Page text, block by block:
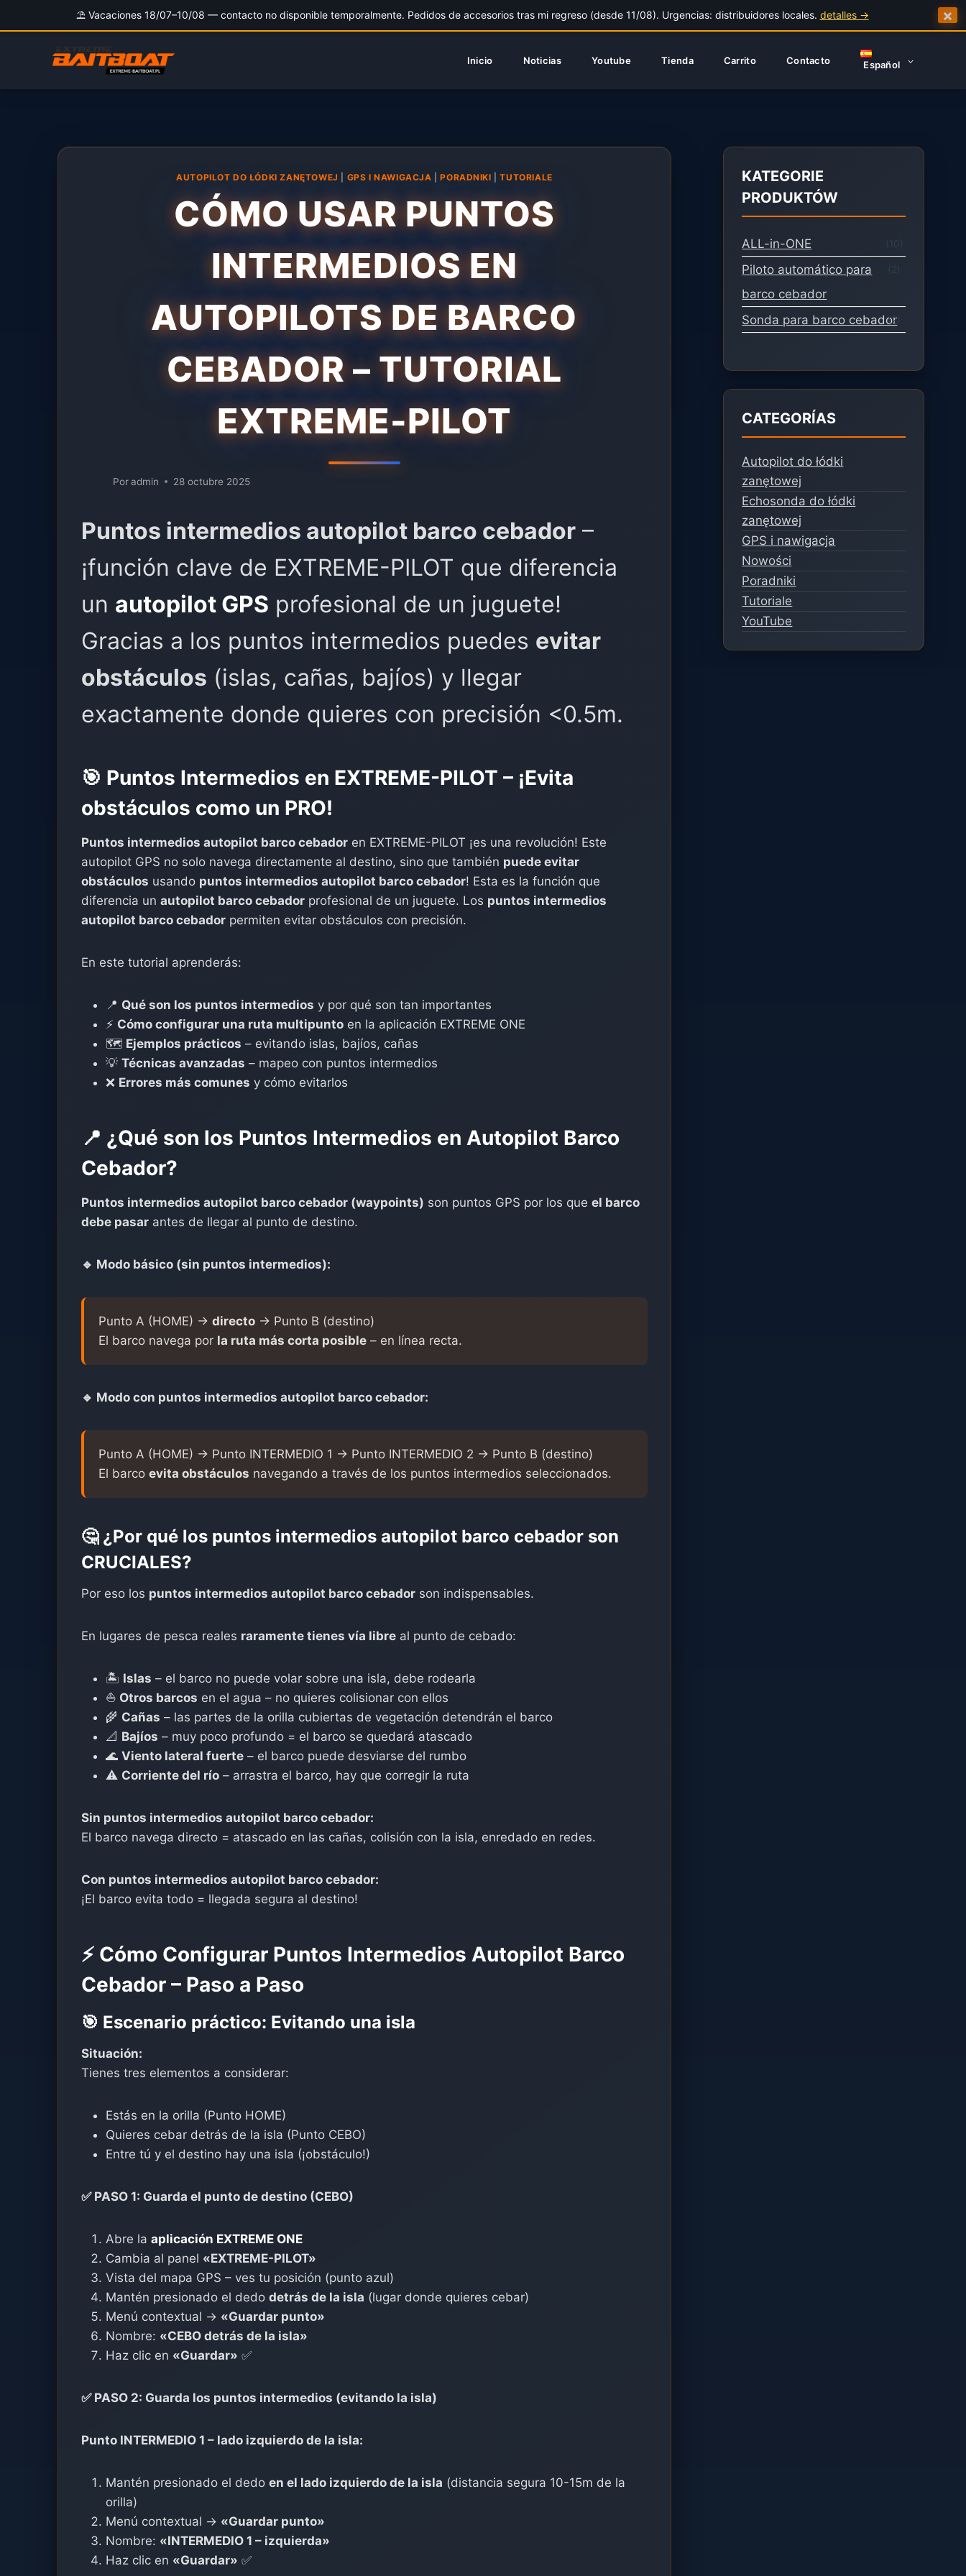
⛱️ Vacaciones 18/07–10/08 — contacto no disponible temporalmente. Pedidos de accesorios tras mi regreso (desde 11/08). Urgencias: distribuidores locales. detalles → ×
Inicio Noticias Youtube Tienda Carrito Contacto Español
AUTOPILOT DO ŁÓDKI ZANĘTOWEJ GPS I NAWIGACJA |PORADNIKI |TUTORIALE
CÓMO USAR PUNTOS
INTERMEDIOS EN
AUTOPILOTS DE BARCO
CEBADOR – TUTORIAL
EXTREME-PILOT
Poradmin 28 octubre 2025
Puntos intermedios autopilot barco cebador –
¡función clave de EXTREME-PILOT que diferencia
un autopilot GPS profesional de un juguete!
Gracias a los puntos intermedios puedes evitar
obstáculos (islas, cañas, bajíos) y llegar
exactamente donde quieres con precisión <0.5m.
🎯 Puntos Intermedios en EXTREME-PILOT – ¡Evita
obstáculos como un PRO!
Puntos intermedios autopilot barco cebador en EXTREME-PILOT ¡es una revolución! Este
autopilot GPS no solo navega directamente al destino, sino que también puede evitar
obstáculos usando puntos intermedios autopilot barco cebador! Esta es la función que
diferencia unautopilot barco cebador profesional de un juguete. Los puntos intermedios
autopilot barco cebador permiten evitar obstáculos con precisión.
En este tutorial aprenderás:
📍 Qué son los puntos intermedios y por qué son tan importantes
⚡ Cómo configurar una ruta multipunto en la aplicación EXTREME ONE
🗺️ Ejemplos prácticos – evitando islas, bajíos, cañas
💡Técnicas avanzadas – mapeo con puntos intermedios
❌ Errores más comunes y cómo evitarlos
📍 ¿Qué son los Puntos Intermedios en Autopilot Barco
Cebador?
Puntos intermedios autopilot barco cebador (waypoints) son puntos GPS por los queel barco
debe pasar antes de llegar al punto de destino.
🔹 Modo básico (sin puntos intermedios):
Punto A (HOME) →directo → Punto B (destino)
El barco navega por la ruta más corta posible – en línea recta.
🔹 Modo con puntos intermedios autopilot barco cebador:
Punto A (HOME) → Punto INTERMEDIO 1 → Punto INTERMEDIO 2 → Punto B (destino)
El barcoevita obstáculos navegando a través de los puntos intermedios seleccionados.
🤔 ¿Por qué los puntos intermedios autopilot barco cebador son
CRUCIALES?
Por eso los puntos intermedios autopilot barco cebador son indispensables.
En lugares de pesca reales raramente tienes vía libre al punto de cebado:
🏝️ Islas – el barco no puede volar sobre una isla, debe rodearla
⛵ Otros barcos en el agua – no quieres colisionar con ellos
🌾 Cañas – las partes de la orilla cubiertas de vegetación detendrán el barco
📐 Bajíos – muy poco profundo = el barco se quedará atascado
🌊Viento lateral fuerte – el barco puede desviarse del rumbo
⚠️ Corriente del río – arrastra el barco, hay que corregir la ruta
Sin puntos intermedios autopilot barco cebador:
El barco navega directo = atascado en las cañas, colisión con la isla, enredado en redes.
Con puntos intermedios autopilot barco cebador:
¡El barco evita todo = llegada segura al destino!
⚡ Cómo Configurar Puntos Intermedios Autopilot Barco
Cebador – Paso a Paso
🎯 Escenario práctico: Evitando una isla
Situación:
Tienes tres elementos a considerar:
Estás en la orilla (Punto HOME)
Quieres cebar detrás de la isla (Punto CEBO)
Entre tú y el destino hay una isla (¡obstáculo!)
✅ PASO 1: Guarda el punto de destino (CEBO)
Abre laaplicación EXTREME ONE
Cambia al panel «EXTREME-PILOT»
Vista del mapa GPS – ves tu posición (punto azul)
Mantén presionado el dedodetrás de la isla (lugar donde quieres cebar)
Menú contextual → «Guardar punto»
Nombre: «CEBO detrás de la isla»
Haz clic en «Guardar» ✅
✅ PASO 2: Guarda los puntos intermedios (evitando la isla)
Punto INTERMEDIO 1 – lado izquierdo de la isla:
Mantén presionado el dedoen el lado izquierdo de la isla (distancia segura 10-15m de la
orilla)
Menú contextual → «Guardar punto»
Nombre: «INTERMEDIO 1 – izquierda»
Haz clic en «Guardar» ✅
KATEGORIE
PRODUKTÓW
ALL-in-ONE (10)
Piloto automático para
barco cebador
(2)
Sonda para barco cebador
(2)
CATEGORÍAS
Autopilot do łódki
zanętowej
Echosonda do łódki
zanętowej
GPS i nawigacja
Nowości
Poradniki
Tutoriale
YouTube